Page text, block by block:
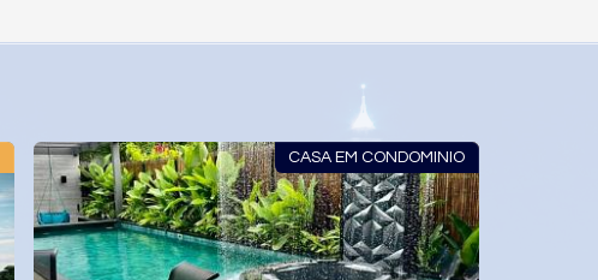
CASA EM CONDOMINIO